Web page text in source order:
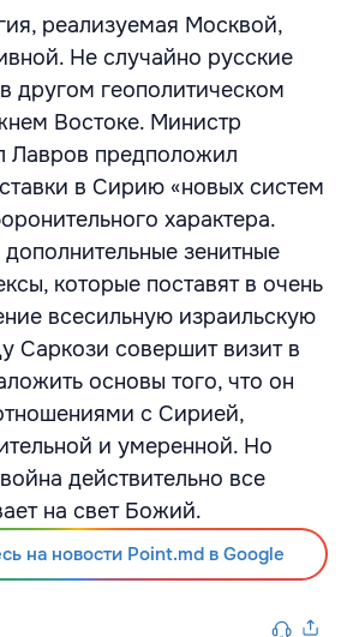
реализуемая Москвой,
Не случайно русские
другом геополитическом
Востоке. Министр
Лавров предположил
в Сирию «новых систем
характера.
зенитные
которые поставят в очень
всесильную израильскую
Саркози совершит визит в
основы того, что он
с Сирией,
и умеренной. Но
действительно все
на свет Божий.
на новости Point.md в Google